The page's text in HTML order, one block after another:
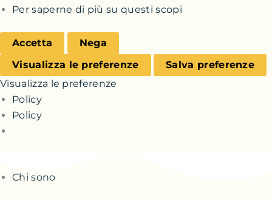
Per saperne di più su questi scopi
Accetta
Nega
Visualizza le preferenze
Salva preferenze
Visualizza le preferenze
Policy
Policy
Chi sono